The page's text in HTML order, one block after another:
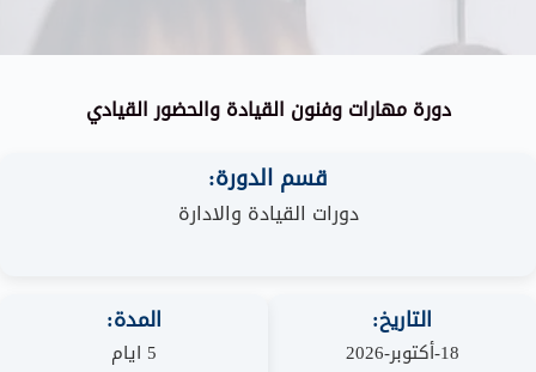
‏دورة مهارات وفنون القيادة والحضور القيادي
قسم الدورة:
دورات القيادة والادارة
التاريخ:
18-أكتوبر-2026
المدة:
5 ايام